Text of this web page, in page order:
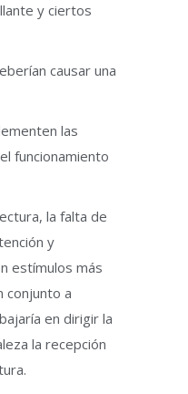
y ciertos
causar una
las
funcionamiento
la falta de
y
estímulos más
conjunto a
en dirigir la
la recepción